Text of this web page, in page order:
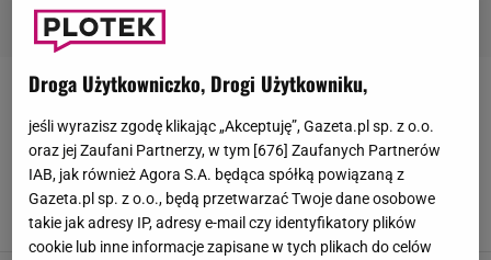
TRAVIS KELCE
Ślub Taylor Swift był "w złym
guście"? Polka z Nowego Jorku mówi o
"zagraniu pod publikę"
Alicja Wójcik,4 LIPCA 2026, 21:21
Droga Użytkowniczko, Drogi Użytkowniku,
jeśli wyrazisz zgodę klikając „Akceptuję”, Gazeta.pl sp. z o.o.
oraz jej Zaufani Partnerzy, w tym [676] Zaufanych Partnerów
IAB, jak również Agora S.A. będąca spółką powiązaną z
Gazeta.pl sp. z o.o., będą przetwarzać Twoje dane osobowe
takie jak adresy IP, adresy e-mail czy identyfikatory plików
cookie lub inne informacje zapisane w tych plikach do celów